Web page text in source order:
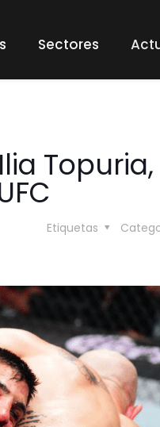
Sectores
Topuria,
Etiquetas